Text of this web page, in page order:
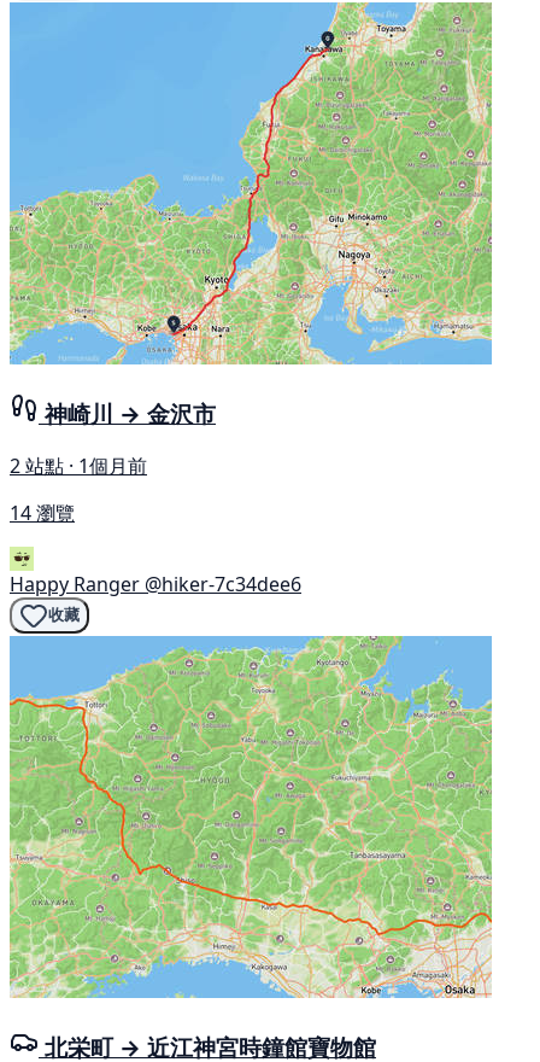
神崎川 → 金沢市
2 站點 · 1個月前
14 瀏覽
Happy Ranger @hiker-7c34dee6
收藏
北栄町 → 近江神宮時鐘館寶物館